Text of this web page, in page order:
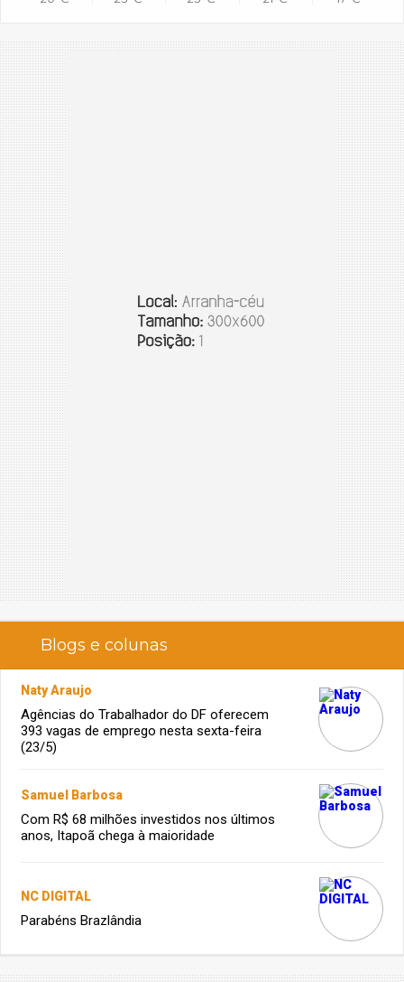
Blogs e colunas
Naty Araujo
Agências do Trabalhador do DF oferecem
393 vagas de emprego nesta sexta-feira
(23/5)
Samuel Barbosa
Com R$ 68 milhões investidos nos últimos
anos, Itapoã chega à maioridade
NC DIGITAL
Parabéns Brazlândia